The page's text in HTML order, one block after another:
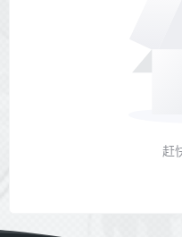
赶